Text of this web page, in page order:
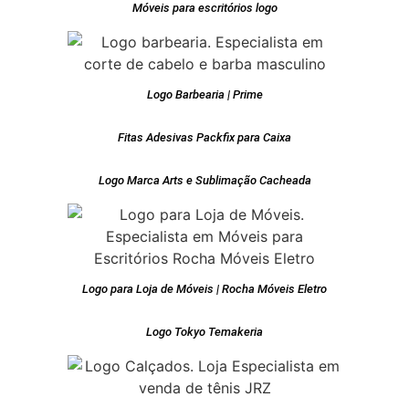
Móveis para escritórios logo
Logo Barbearia | Prime
Fitas Adesivas Packfix para Caixa
Logo Marca Arts e Sublimação Cacheada
Logo para Loja de Móveis | Rocha Móveis Eletro
Logo Tokyo Temakeria